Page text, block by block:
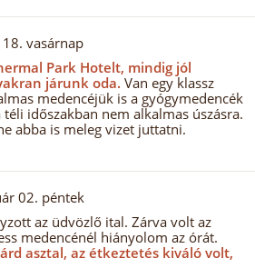
vasárnap
Park Hotelt, mindig jól
járunk oda. Van egy klassz
medencéjük is a gyógymedencék
időszakban nem alkalmas úszásra.
abba is meleg vizet juttatni.
02. péntek
az üdvözlő ital. Zárva volt az
medencénél hiányolom az órát.
asztal, az étkeztetés kiváló volt,